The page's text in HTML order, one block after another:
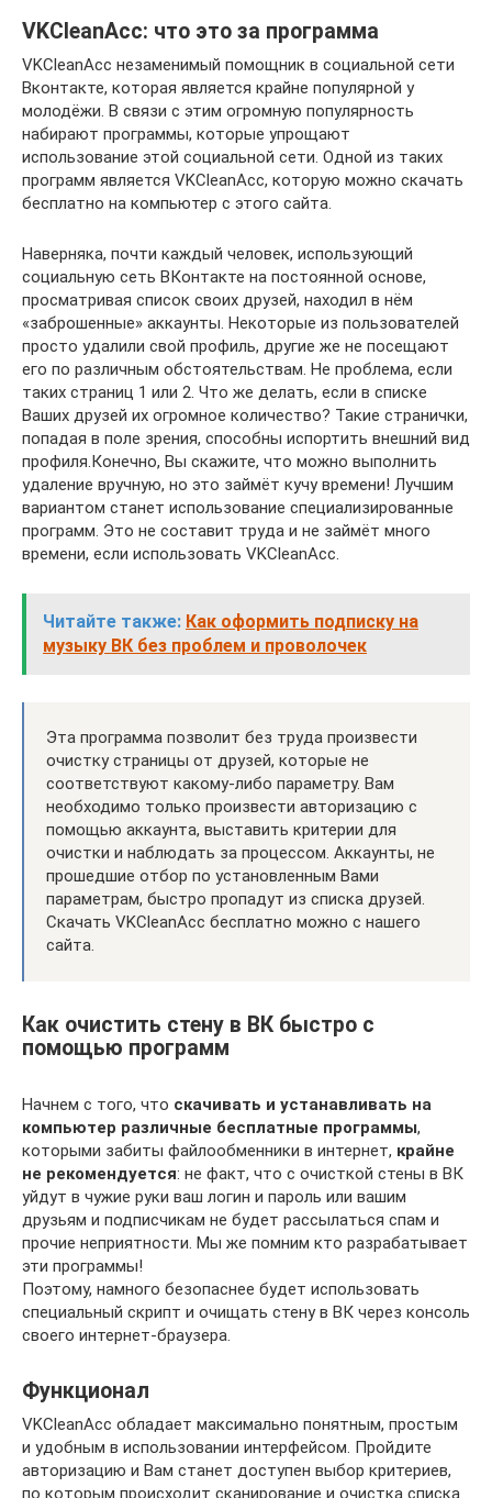
VKCleanAcc: что это за программа
VKCleanAcc незаменимый помощник в социальной сети
Вконтакте, которая является крайне популярной у
молодёжи. В связи с этим огромную популярность
набирают программы, которые упрощают
использование этой социальной сети. Одной из таких
программ является VKCleanAcc, которую можно скачать
бесплатно на компьютер с этого сайта.
Наверняка, почти каждый человек, использующий
социальную сеть ВКонтакте на постоянной основе,
просматривая список своих друзей, находил в нём
«заброшенные» аккаунты. Некоторые из пользователей
просто удалили свой профиль, другие же не посещают
его по различным обстоятельствам. Не проблема, если
таких страниц 1 или 2. Что же делать, если в списке
Ваших друзей их огромное количество? Такие странички,
попадая в поле зрения, способны испортить внешний вид
профиля.Конечно, Вы скажите, что можно выполнить
удаление вручную, но это займёт кучу времени! Лучшим
вариантом станет использование специализированные
программ. Это не составит труда и не займёт много
времени, если использовать VKCleanAcc.
Читайте также: Как оформить подписку на
музыку ВК без проблем и проволочек
Эта программа позволит без труда произвести
очистку страницы от друзей, которые не
соответствуют какому-либо параметру. Вам
необходимо только произвести авторизацию с
помощью аккаунта, выставить критерии для
очистки и наблюдать за процессом. Аккаунты, не
прошедшие отбор по установленным Вами
параметрам, быстро пропадут из списка друзей.
Скачать VKCleanAcc бесплатно можно с нашего
сайта.
Как очистить стену в ВК быстро с
помощью программ
Начнем с того, что скачивать и устанавливать на
компьютер различные бесплатные программы,
которыми забиты файлообменники в интернет, крайне
не рекомендуется: не факт, что с очисткой стены в ВК
уйдут в чужие руки ваш логин и пароль или вашим
друзьям и подписчикам не будет рассылаться спам и
прочие неприятности. Мы же помним кто разрабатывает
эти программы!
Поэтому, намного безопаснее будет использовать
специальный скрипт и очищать стену в ВК через консоль
своего интернет-браузера.
Функционал
VKCleanAcc обладает максимально понятным, простым
и удобным в использовании интерфейсом. Пройдите
авторизацию и Вам станет доступен выбор критериев,
по которым происходит сканирование и очистка списка